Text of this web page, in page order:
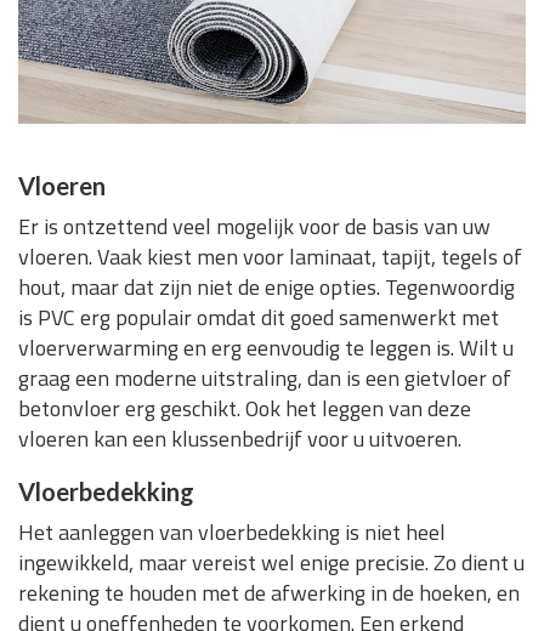
Vloeren
Er is ontzettend veel mogelijk voor de basis van uw
vloeren. Vaak kiest men voor laminaat, tapijt, tegels of
hout, maar dat zijn niet de enige opties. Tegenwoordig
is PVC erg populair omdat dit goed samenwerkt met
vloerverwarming en erg eenvoudig te leggen is. Wilt u
graag een moderne uitstraling, dan is een gietvloer of
betonvloer erg geschikt. Ook het leggen van deze
vloeren kan een klussenbedrijf voor u uitvoeren.
Vloerbedekking
Het aanleggen van vloerbedekking is niet heel
ingewikkeld, maar vereist wel enige precisie. Zo dient u
rekening te houden met de afwerking in de hoeken, en
dient u oneffenheden te voorkomen. Een erkend